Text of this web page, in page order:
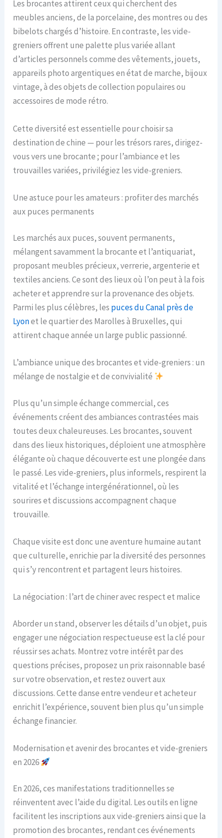
Les brocantes attirent ceux qui cherchent des
meubles anciens, de la porcelaine, des montres ou des
bibelots chargés d’histoire. En contraste, les vide-
greniers offrent une palette plus variée allant
d’articles personnels comme des vêtements, jouets,
appareils photo argentiques en état de marche, bijoux
vintage, à des objets de collection populaires ou
accessoires de mode rétro.
Cette diversité est essentielle pour choisir sa
destination de chine — pour les trésors rares, dirigez-
vous vers une brocante ; pour l’ambiance et les
trouvailles variées, privilégiez les vide-greniers.
Une astuce pour les amateurs : profiter des marchés
aux puces permanents
Les marchés aux puces, souvent permanents,
mélangent savamment la brocante et l’antiquariat,
proposant meubles précieux, verrerie, argenterie et
textiles anciens. Ce sont des lieux où l’on peut à la fois
acheter et apprendre sur la provenance des objets.
Parmi les plus célèbres, les puces du Canal près de
Lyonet le quartier des Marolles à Bruxelles, qui
attirent chaque année un large public passionné.
L’ambiance unique des brocantes et vide-greniers : un
mélange de nostalgie et de convivialité
Plus qu’un simple échange commercial, ces
événements créent des ambiances contrastées mais
toutes deux chaleureuses. Les brocantes, souvent
dans des lieux historiques, déploient une atmosphère
élégante où chaque découverte est une plongée dans
le passé. Les vide-greniers, plus informels, respirent la
vitalité et l’échange intergénérationnel, où les
sourires et discussions accompagnent chaque
trouvaille.
Chaque visite est donc une aventure humaine autant
que culturelle, enrichie par la diversité des personnes
qui s’y rencontrent et partagent leurs histoires.
La négociation : l’art de chiner avec respect et malice
Aborder un stand, observer les détails d’un objet, puis
engager une négociation respectueuse est la clé pour
réussir ses achats. Montrez votre intérêt par des
questions précises, proposez un prix raisonnable basé
sur votre observation, et restez ouvert aux
discussions. Cette danse entre vendeur et acheteur
enrichit l’expérience, souvent bien plus qu’un simple
échange financier.
Modernisation et avenir des brocantes et vide-greniers
en 2026
En 2026, ces manifestations traditionnelles se
réinventent avec l’aide du digital. Les outils en ligne
facilitent les inscriptions aux vide-greniers ainsi que la
promotion des brocantes, rendant ces événements